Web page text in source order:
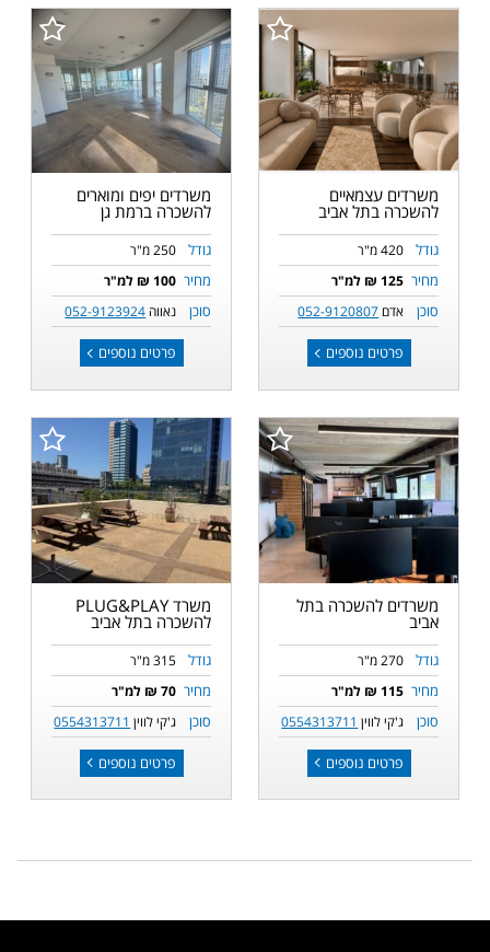
משרדים עצמאיים
להשכרה בתל אביב
גודל 420 מ"ר
מחיר 125 ₪ למ"ר
סוכן אדם 052-9120807
פרטים נוספים
משרדים יפים ומוארים
להשכרה ברמת גן
גודל 250 מ"ר
מחיר 100 ₪ למ"ר
סוכן נאווה 052-9123924
פרטים נוספים
משרדים להשכרה בתל
אביב
גודל 270 מ"ר
מחיר 115 ₪ למ"ר
סוכן ג'קי לווין 0554313711
פרטים נוספים
משרד PLUG&PLAY
להשכרה בתל אביב
גודל 315 מ"ר
מחיר 70 ₪ למ"ר
סוכן ג'קי לווין 0554313711
פרטים נוספים